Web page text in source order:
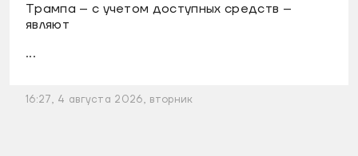
Трампа – с учетом доступных средств –
являют
...
16:27, 4 августа 2026, вторник